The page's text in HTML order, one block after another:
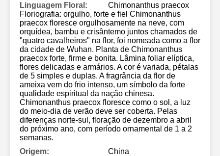
Linguagem Floral:
Chimonanthus praecox
Floriografia: orgulho, forte e fiel Chimonanthus
praecox floresce orgulhosamente na neve, com
orquídea, bambu e crisântemo juntos chamados de
"quatro cavalheiros" na flor, foi nomeada como a flor
da cidade de Wuhan. Planta de Chimonanthus
praecox forte, firme e bonita. Lâmina foliar elíptica,
flores delicadas e armários. A cor é variada, pétalas
de 5 simples e duplas. A fragrância da flor de
ameixa vem do frio intenso, um símbolo da forte
qualidade espiritual da nação chinesa.
Chimonanthus praecox floresce como o sol, a luz
do meio-dia de verão deve ser coberta. Pelas
diferenças norte-sul, floração de dezembro a abril
do próximo ano, com período ornamental de 1 a 2
semanas.
Origem:
China